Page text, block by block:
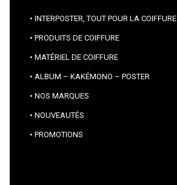
INTERPOSTER, TOUT POUR LA COIFFURE
PRODUITS DE COIFFURE
MATÉRIEL DE COIFFURE
ALBUM – KAKÉMONO – POSTER
NOS MARQUES
NOUVEAUTÉS
PROMOTIONS